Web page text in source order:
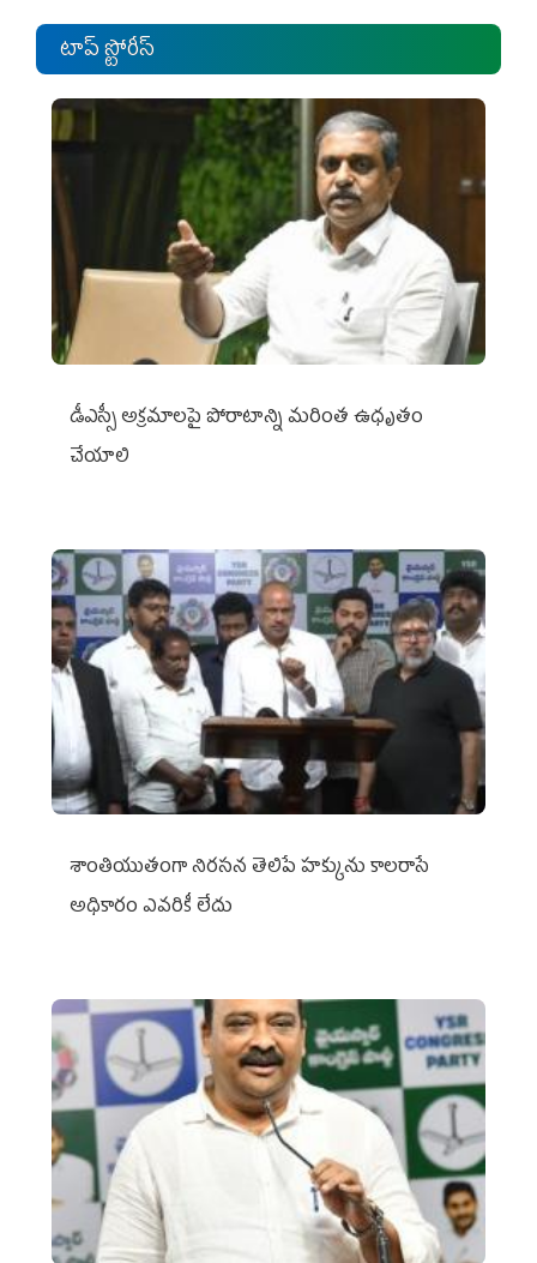
టాప్ స్టోరీస్
డీఎస్సీ అక్రమాలపై పోరాటాన్ని మరింత ఉధృతం
చేయాలి
శాంతియుతంగా నిరసన తెలిపే హక్కును కాలరాసే
అధికారం ఎవరికీ లేదు